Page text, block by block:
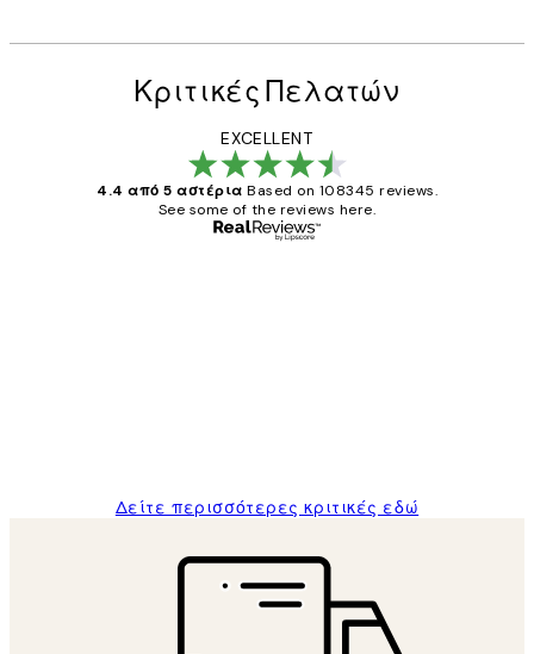
Κριτικές Πελατών
EXCELLENT
4.4 από 5 αστέρια Based on 108345 reviews.
See some of the reviews here.
Δείτε περισσότερες κριτικές εδώ